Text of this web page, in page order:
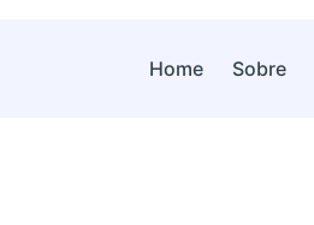
Home Sobre